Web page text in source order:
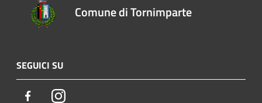
Comune di Tornimparte
SEGUICI SU
FacebookInstagram